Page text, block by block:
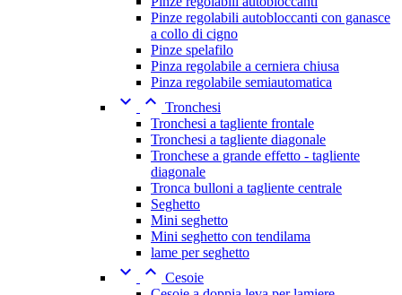
Pinze regolabili autobloccanti con ganasce
a collo di cigno
Pinze spelafilo
Pinza regolabile a cerniera chiusa
Pinza regolabile semiautomatica
  Tronchesi
Tronchesi a tagliente frontale
Tronchesi a tagliente diagonale
Tronchese a grande effetto - tagliente
diagonale
Tronca bulloni a tagliente centrale
Seghetto
Mini seghetto
Mini seghetto con tendilama
lame per seghetto
  Cesoie